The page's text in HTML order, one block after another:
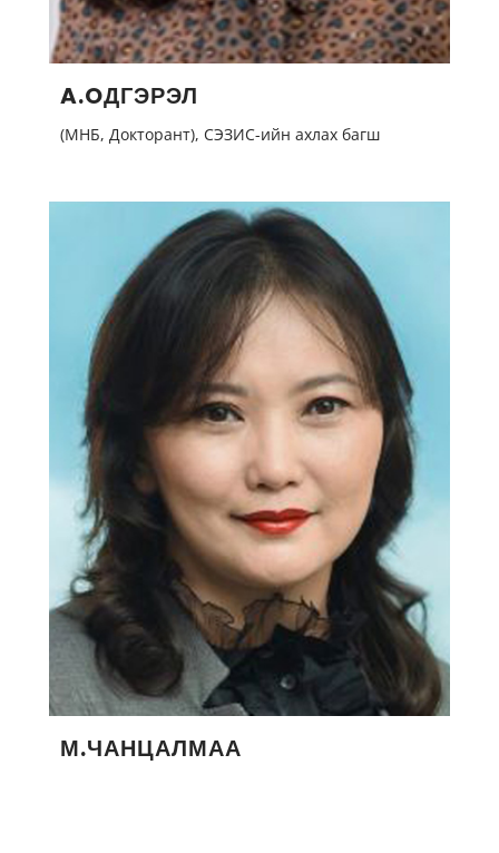
A.OДГЭРЭЛ
(МНБ, Докторант), СЭЗИС-ийн ахлах багш
М.ЧАНЦАЛМАА